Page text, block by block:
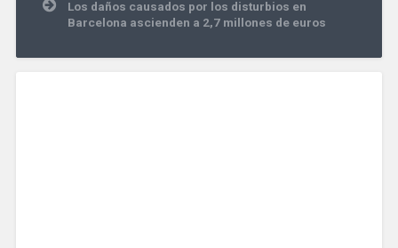
Los daños causados por los disturbios en
Barcelona ascienden a 2,7 millones de euros